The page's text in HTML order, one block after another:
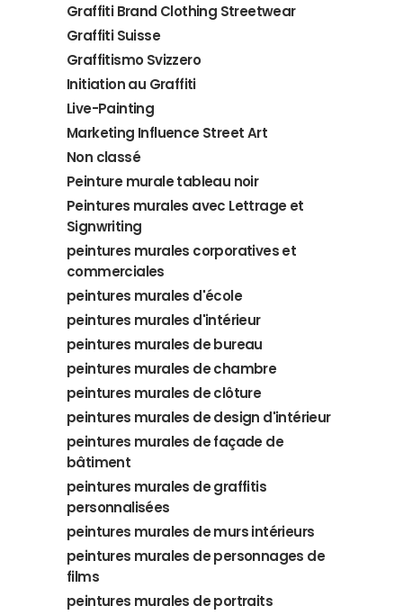
Graffiti Brand Clothing Streetwear
Graffiti Suisse
Graffitismo Svizzero
Initiation au Graffiti
Live-Painting
Marketing Influence Street Art
Non classé
Peinture murale tableau noir
Peintures murales avec Lettrage et
Signwriting
peintures murales corporatives et
commerciales
peintures murales d'école
peintures murales d'intérieur
peintures murales de bureau
peintures murales de chambre
peintures murales de clôture
peintures murales de design d'intérieur
peintures murales de façade de
bâtiment
peintures murales de graffitis
personnalisées
peintures murales de murs intérieurs
peintures murales de personnages de
films
peintures murales de portraits